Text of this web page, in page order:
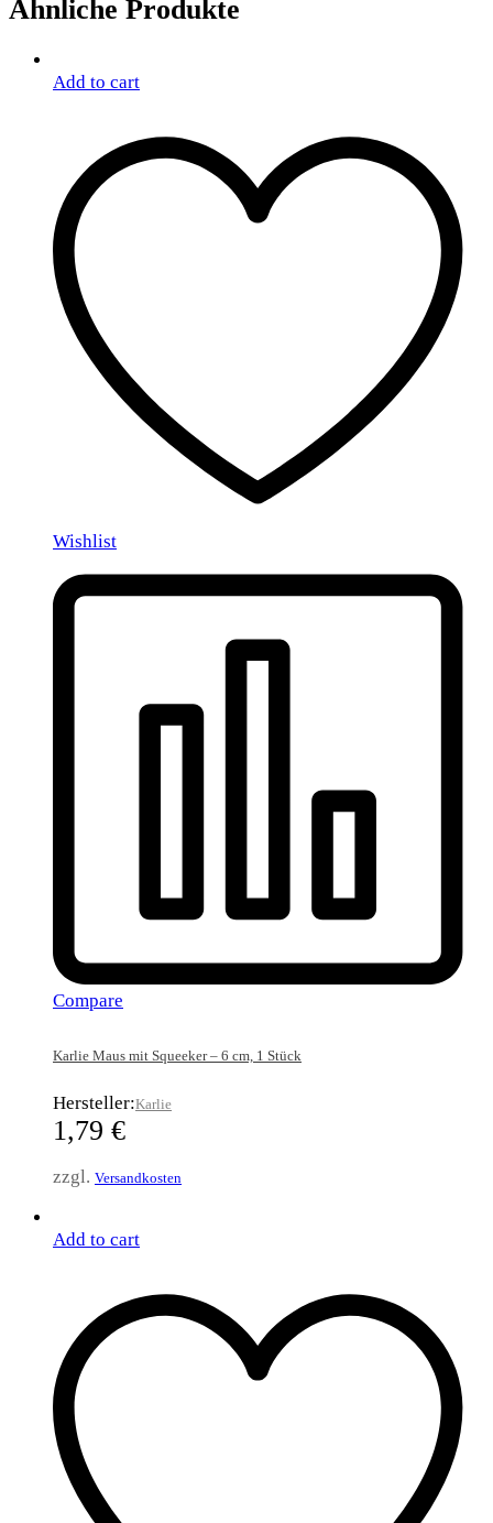
Ähnliche Produkte
Add to cart
Wishlist
Compare
Karlie Maus mit Squeeker – 6 cm, 1 Stück
Hersteller:Karlie
1,79 €
zzgl. Versandkosten
Add to cart